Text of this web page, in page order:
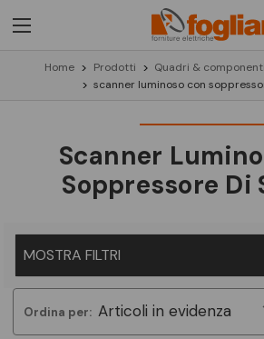
Home Prodotti Quadri &
scanner luminoso con
Scanner
Soppressore Di
MOSTRA FILTRI
Ordina per: